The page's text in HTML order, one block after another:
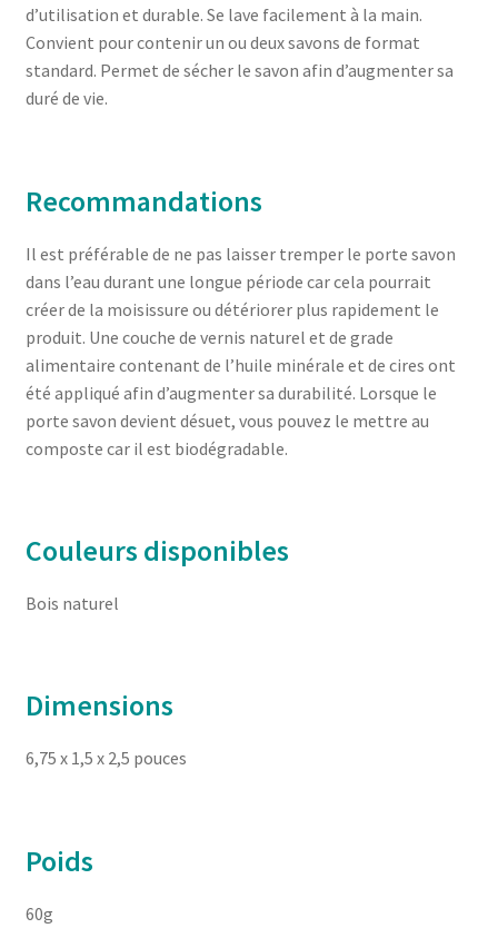
d’utilisation et durable. Se lave facilement à la main.
Convient pour contenir un ou deux savons de format
standard. Permet de sécher le savon afin d’augmenter sa
duré de vie.
Recommandations
Il est préférable de ne pas laisser tremper le porte savon
dans l’eau durant une longue période car cela pourrait
créer de la moisissure ou détériorer plus rapidement le
produit. Une couche de vernis naturel et de grade
alimentaire contenant de l’huile minérale et de cires ont
été appliqué afin d’augmenter sa durabilité. Lorsque le
porte savon devient désuet, vous pouvez le mettre au
composte car il est biodégradable.
Couleurs disponibles
Bois naturel
Dimensions
6,75 x 1,5 x 2,5 pouces
Poids
60g